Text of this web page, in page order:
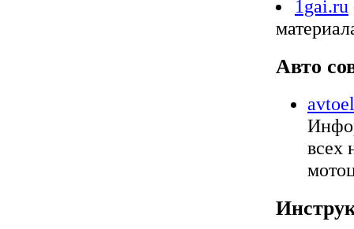
1gai.ru
Авто
всех